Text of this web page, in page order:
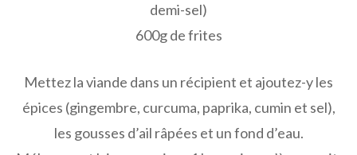
demi-sel)
600g de frites
Mettez la viande dans un récipient et ajoutez-y les
épices (gingembre, curcuma, paprika, cumin et sel),
les gousses d’ail râpées et un fond d’eau.